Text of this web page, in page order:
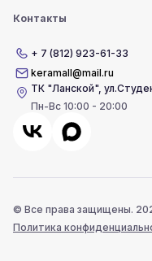
Контакты
+ 7 (812) 923-61-33
keramall@mail.ru
ТК "Ланской",
Пн-Вс 10:00 - 20:00
© Все права защищены.
Политика